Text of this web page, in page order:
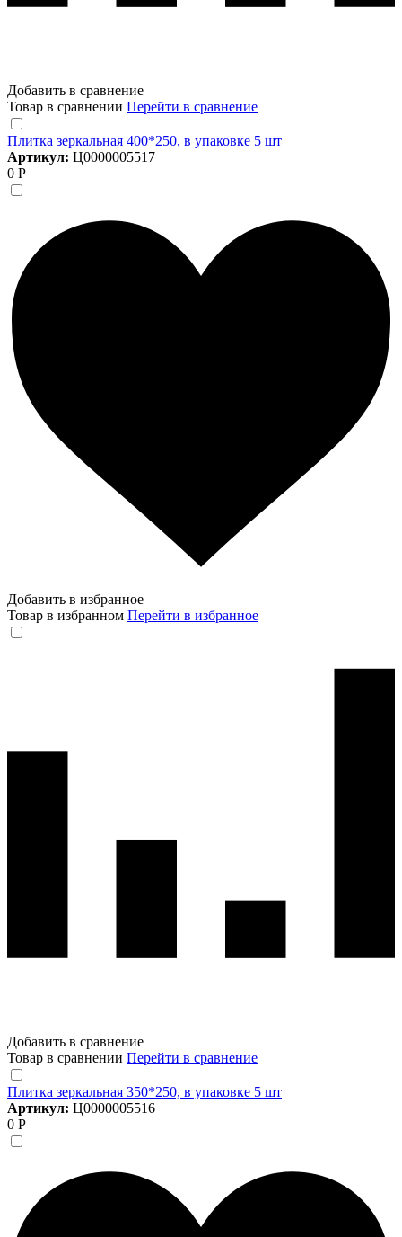
Добавить в сравнение
Товар в сравнении Перейти в сравнение
Плитка зеркальная 400*250, в упаковке 5 шт
Артикул: Ц0000005517
0 Р
Добавить в избранное
Товар в избранном Перейти в избранное
Добавить в сравнение
Товар в сравнении Перейти в сравнение
Плитка зеркальная 350*250, в упаковке 5 шт
Артикул: Ц0000005516
0 Р